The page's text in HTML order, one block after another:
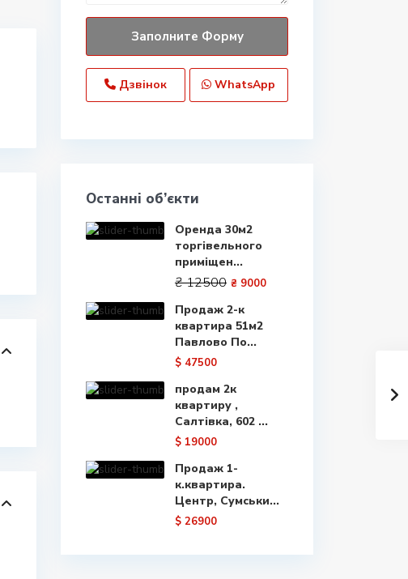
Дзвінок WhatsApp
Останні об’єкти
Оренда 30м2
торгівельного
приміщен...
₴ 12500 ₴ 9000
Продаж 2-к
квартира 51м2
Павлово По...
$ 47500
продам 2к
квартиру ,
Салтівка, 602 ...
$ 19000
Продаж 1-
к.квартира.
Центр, Сумськи...
$ 26900